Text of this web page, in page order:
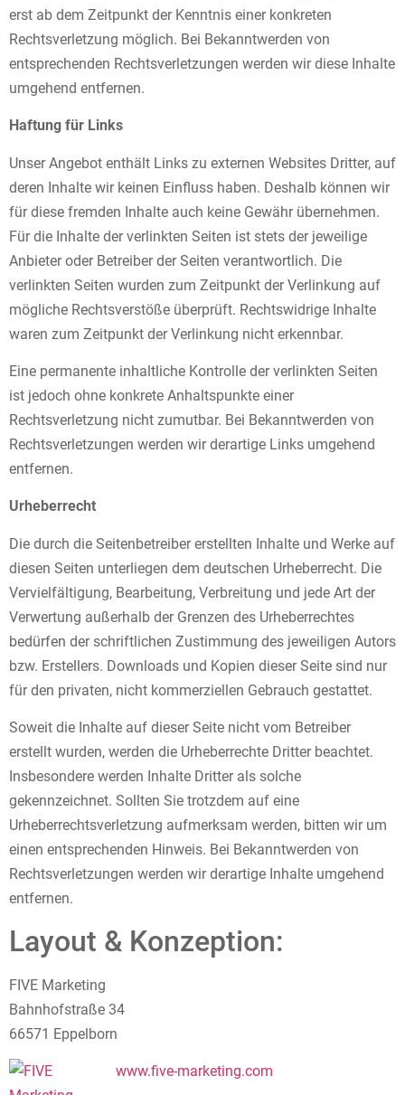
erst ab dem Zeitpunkt der Kenntnis einer konkreten
Rechtsverletzung möglich. Bei Bekanntwerden von
entsprechenden Rechtsverletzungen werden wir diese Inhalte
umgehend entfernen.
Haftung für Links
Unser Angebot enthält Links zu externen Websites Dritter, auf
deren Inhalte wir keinen Einfluss haben. Deshalb können wir
für diese fremden Inhalte auch keine Gewähr übernehmen.
Für die Inhalte der verlinkten Seiten ist stets der jeweilige
Anbieter oder Betreiber der Seiten verantwortlich. Die
verlinkten Seiten wurden zum Zeitpunkt der Verlinkung auf
mögliche Rechtsverstöße überprüft. Rechtswidrige Inhalte
waren zum Zeitpunkt der Verlinkung nicht erkennbar.
Eine permanente inhaltliche Kontrolle der verlinkten Seiten
ist jedoch ohne konkrete Anhaltspunkte einer
Rechtsverletzung nicht zumutbar. Bei Bekanntwerden von
Rechtsverletzungen werden wir derartige Links umgehend
entfernen.
Urheberrecht
Die durch die Seitenbetreiber erstellten Inhalte und Werke auf
diesen Seiten unterliegen dem deutschen Urheberrecht. Die
Vervielfältigung, Bearbeitung, Verbreitung und jede Art der
Verwertung außerhalb der Grenzen des Urheberrechtes
bedürfen der schriftlichen Zustimmung des jeweiligen Autors
bzw. Erstellers. Downloads und Kopien dieser Seite sind nur
für den privaten, nicht kommerziellen Gebrauch gestattet.
Soweit die Inhalte auf dieser Seite nicht vom Betreiber
erstellt wurden, werden die Urheberrechte Dritter beachtet.
Insbesondere werden Inhalte Dritter als solche
gekennzeichnet. Sollten Sie trotzdem auf eine
Urheberrechtsverletzung aufmerksam werden, bitten wir um
einen entsprechenden Hinweis. Bei Bekanntwerden von
Rechtsverletzungen werden wir derartige Inhalte umgehend
entfernen.
Layout & Konzeption:
FIVE Marketing
Bahnhofstraße 34
66571 Eppelborn
www.five-marketing.com